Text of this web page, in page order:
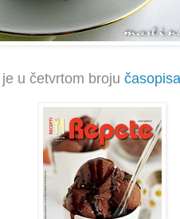
u četvrtom broju